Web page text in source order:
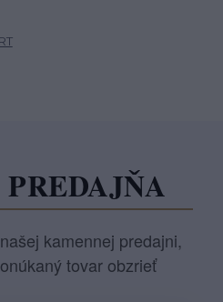
kamennej predajni,
tovar obzrieť